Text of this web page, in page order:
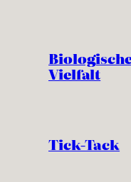
Vielfalt
Tick-Tack